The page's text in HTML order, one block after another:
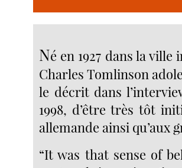
Né en 1927 dans la
Charles Tomlinson
le décrit dans
1998, d’être très tôt
allemande ainsi qu’aux
“It was that sense of